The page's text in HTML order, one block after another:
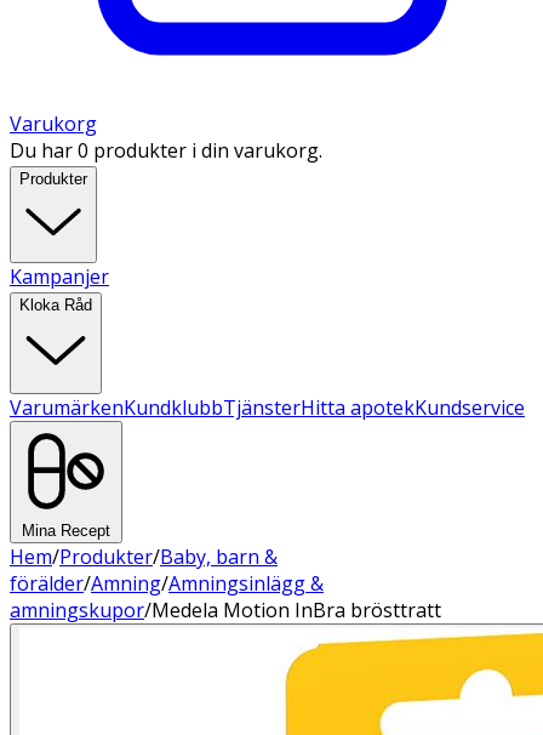
Varukorg
Du har 0 produkter i din varukorg.
Produkter
Kampanjer
Kloka Råd
VarumärkenKundklubbTjänsterHitta apotekKundservice
Mina Recept
Hem/Produkter/Baby, barn &
förälder/Amning/Amningsinlägg &
amningskupor/Medela Motion InBra brösttratt